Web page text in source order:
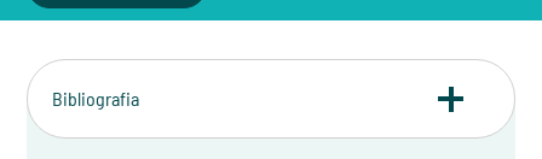
Bibliografia